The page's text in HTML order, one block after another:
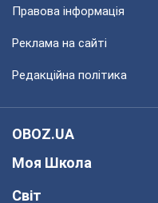
Правова інформація
Реклама на сайті
Редакційна політика
OBOZ.UA
Моя Школа
Світ